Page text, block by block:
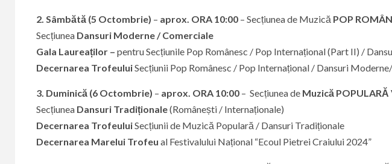
2. Sâmbătă (5 Octombrie) – aprox. ORA 10:00 – Secțiunea de Muzică POP
Secțiunea Dansuri Moderne / Comerciale
Gala Laureaților – pentru Secțiunile Pop Românesc / Pop Internațional (Part II) /
Decernarea TrofeuluiSecțiunii Pop Românesc / Pop Internațional / Dansuri
3. Duminică (6 Octombrie) – aprox. ORA 10:00 – Secțiunea de Muzică POPULARĂ
Secțiunea Dansuri Tradiționale(Românești / Internaționale)
Decernarea TrofeuluiSecțiunii de Muzică Populară / Dansuri Tradiționale
Decernarea Marelui Trofeu al Festivalului Național “Ecoul Pietrei Craiului 2024”